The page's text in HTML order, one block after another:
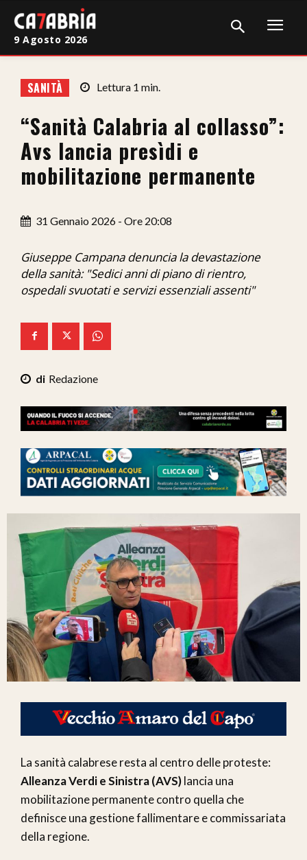
Cronaca
Giudiziaria
Politica
Attualità
Sanità
Economia
C7 Play
We Calabria
Mix Zone
9 Agosto 2026
SANITÀ Lettura 1 min.
“Sanità Calabria al collasso”:
Avs lancia presìdi e
mobilitazione permanente
31 Gennaio 2026 - Ore 20:08
Giuseppe Campana denuncia la devastazione
della sanità: "Sedici anni di piano di rientro,
ospedali svuotati e servizi essenziali assenti"
Redazione
La sanità calabrese resta al centro delle proteste:
Alleanza Verdi e Sinistra (AVS)lancia una
mobilitazione permanente contro quella che
definisce una gestione fallimentare e commissariata
della regione.